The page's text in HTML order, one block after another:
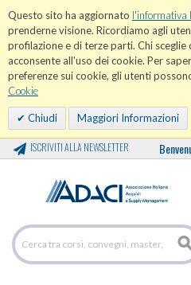
Questo sito ha aggiornato l'informativa
prenderne visione. Ricordiamo agli
profilazione e di terze parti. Chi
acconsente all'uso dei cookie. Per
preferenze sui cookie, gli utenti
Cookie
Chiudi Maggiori Informazioni
ISCRIVITI ALLA NEWSLETTER